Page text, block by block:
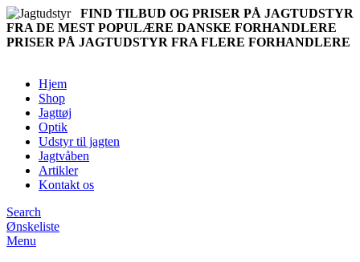
FIND TILBUD OG PRISER PÅ JAGTUDSTYR
FRA DE MEST POPULÆRE DANSKE FORHANDLERE
PRISER PÅ JAGTUDSTYR FRA FLERE FORHANDLERE
Hjem
Shop
Jagttøj
Optik
Udstyr til jagten
Jagtvåben
Artikler
Kontakt os
Search
Ønskeliste
Menu